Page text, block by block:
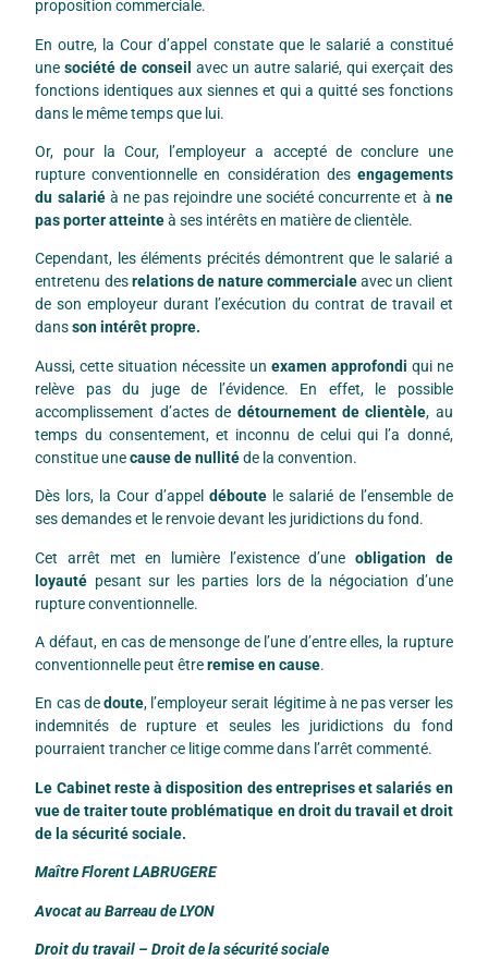
proposition commerciale.
En outre, la Cour d’appel constate que le salarié a constitué
unesociété de conseil avec un autre salarié, qui exerçait des
fonctions identiques aux siennes et qui a quitté ses fonctions
dans le même temps que lui.
Or, pour la Cour, l’employeur a accepté de conclure une
rupture conventionnelle en considération des engagements
du salariéà ne pas rejoindre une société concurrente et à ne
pas porter atteinteà ses intérêts en matière de clientèle.
Cependant, les éléments précités démontrent que le salarié a
entretenu desrelations de nature commercialeavec un client
de son employeur durant l’exécution du contrat de travail et
dansson intérêt propre.
Aussi, cette situation nécessite un examen approfondi qui ne
relève pas du juge de l’évidence. En effet, le possible
accomplissement d’actes de détournement de clientèle, au
temps du consentement, et inconnu de celui qui l’a donné,
constitue unecause de nullitéde la convention.
Dès lors, la Cour d’appel déboute le salarié de l’ensemble de
ses demandes et le renvoie devant les juridictions du fond.
Cet arrêt met en lumière l’existence d’une obligation de
loyauté pesant sur les parties lors de la négociation d’une
rupture conventionnelle.
A défaut, en cas de mensonge de l’une d’entre elles, la rupture
conventionnelle peut êtreremise en cause.
En cas dedoute, l’employeur serait légitime à ne pas verser les
indemnités de rupture et seules les juridictions du fond
pourraient trancher ce litige comme dans l’arrêt commenté.
Le Cabinet reste à disposition des entreprises et salariés en
vue de traiter toute problématique en droit du travail et droit
de la sécurité sociale.
Maître Florent LABRUGERE
Avocat au Barreau de LYON
Droit du travail – Droit de la sécurité sociale